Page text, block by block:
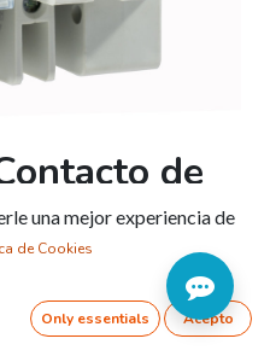
de
defecto
y EPRM Montaje:
Dimensiones: 1 paso
una mejor experiencia de
de Cookies
Only essentials Acepto